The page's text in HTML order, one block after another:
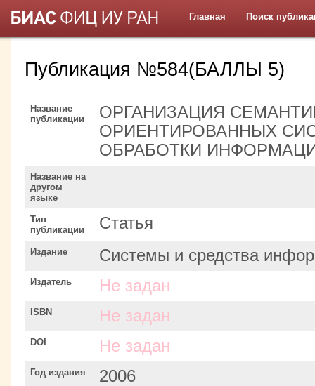
Главная Поиск
Публикация №584(БАЛЛЫ 5)
Название
публикации
ОРГАНИЗАЦИЯ
ОРИЕНТИРОВАННЫХ
ОБРАБОТКИ
Название на
другом
языке
Тип
публикации
Статья
Издание Системы и средства
Издатель Не задан
ISBN Не задан
DOI Не задан
Год издания 2006